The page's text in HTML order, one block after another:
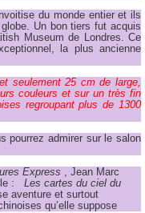
du monde entier et ils
Un bon tiers fut acquis
Museum de Londres. Ce
la plus ancienne
seulement 25 cm de large,
couleurs et sur un très fin
regroupant plus de 1300
pourrez admirer sur le salon
Express , Jean Marc
: Les cartes du ciel du
aventure et surtout
qu’elle suppose